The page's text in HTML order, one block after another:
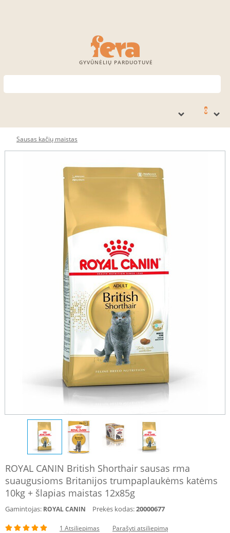
GYVŪNĖLIŲ PARDUOTUVĖ
0
Sausas kačių maistas
ROYAL CANIN British Shorthair sausas rma
suaugusioms Britanijos trumpaplaukėms katėms
10kg + šlapias maistas 12x85g
Gamintojas: ROYAL CANIN Prekės kodas:20000677
1 Atsiliepimas Parašyti atsiliepimą